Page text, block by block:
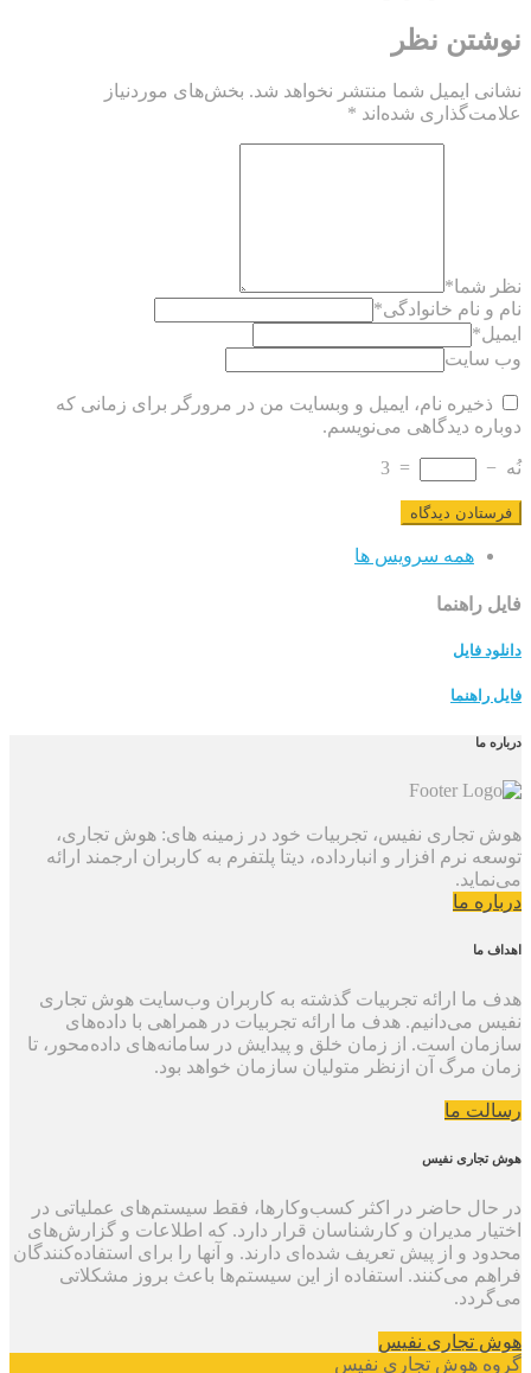
نوشتن نظر
نشانی ایمیل شما منتشر نخواهد شد. بخش‌های موردنیاز
علامت‌گذاری شده‌اند *
نظر شما*
نام و نام خانوادگی*
ایمیل*
وب سایت
ذخیره نام، ایمیل و وبسایت من در مرورگر برای زمانی که
دوباره دیدگاهی می‌نویسم.
نُه −
=
3
همه سرویس ها
فایل راهنما
دانلود فایل
فایل راهنما
درباره ما
هوش تجاری نفیس، تجربیات خود در زمینه های: هوش تجاری،
توسعه نرم افزار و انبارداده، دیتا پلتفرم به کاربران ارجمند ارائه
می‌نماید.
درباره ما
اهداف ما
هدف ما ارائه تجربیات گذشته به کاربران وب‌سایت هوش تجاری
نفیس می‌دانیم. هدف ما ارائه تجربیات در همراهی با داده‌های
سازمان است. از زمان خلق و پیدایش در سامانه‌های داده‌محور، تا
زمان مرگ آن ازنظر متولیان سازمان خواهد بود.
رسالت ما
هوش تجاری نفیس
در حال حاضر در اکثر کسب‌وکارها، فقط سیستم‌های عملیاتی در
اختیار مدیران و کارشناسان قرار دارد. که اطلاعات و گزارش‌های
محدود و از پیش تعریف شده‌ای دارند. و آنها را برای استفاده‌کنندگان
فراهم می‌کنند. استفاده از این سیستم‌ها باعث بروز مشکلاتی
می‌گردد.
هوش تجاری نفیس
گروه هوش تجاری نفیس